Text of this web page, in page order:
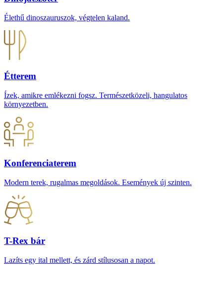
Élethű dinoszauruszok, végtelen kaland.
Étterem
Ízek, amikre emlékezni fogsz. Természetközeli, hangulatos
környezetben.
Konferenciaterem
Modern terek, rugalmas megoldások. Események új szinten.
T-Rex bár
Lazíts egy ital mellett, és zárd stílusosan a napot.